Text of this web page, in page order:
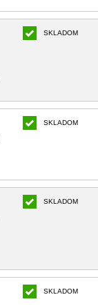
SKLADOM
SKLADOM
SKLADOM
SKLADOM